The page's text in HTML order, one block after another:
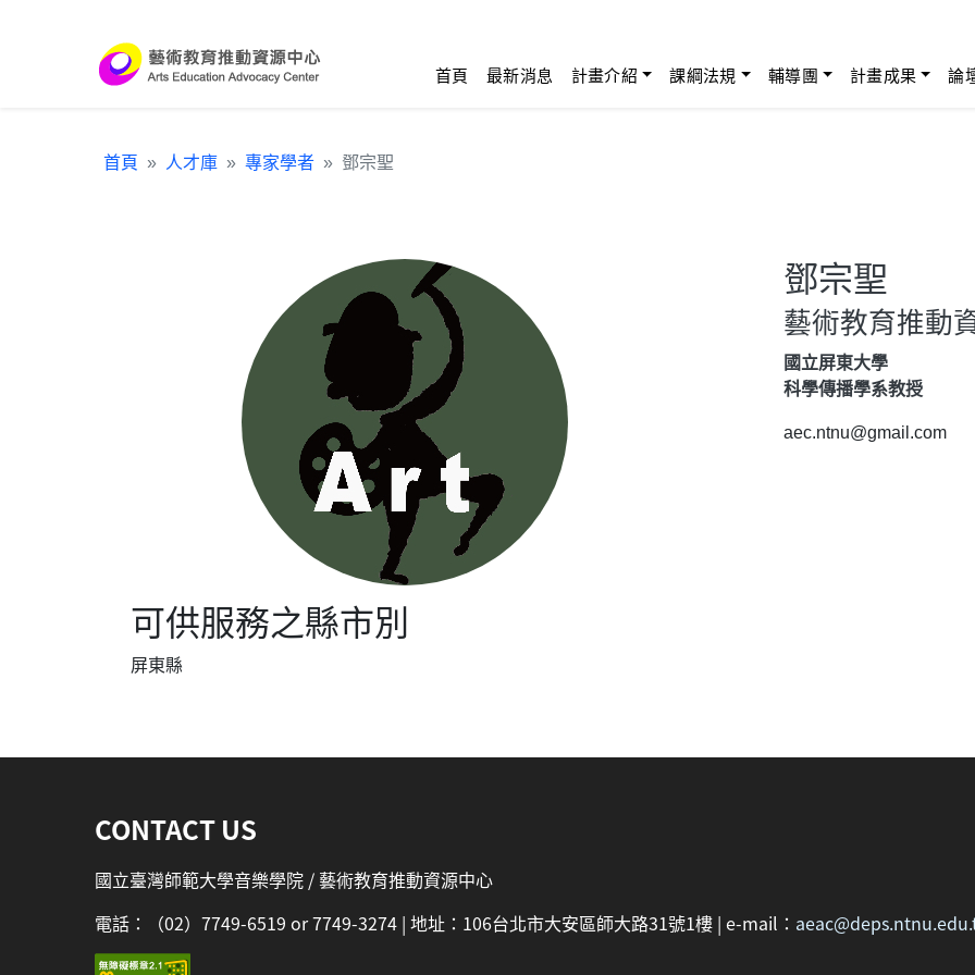
首頁 最新消息 計畫介紹 課綱法規 輔導團 計畫成果 論
首頁 人才庫 專家學者 鄧宗聖
鄧宗聖
藝術教育推動
國立屏東大學
科學傳播學系教授
aec.ntnu@gmail.com
可供服務之縣市別
屏東縣
CONTACT US
國立臺灣師範大學音樂學院 / 藝術教育推動資源中心
電話：（02）7749-6519 or 7749-3274 | 地址：106台北市大安區師大路31號1樓 | e-mail：